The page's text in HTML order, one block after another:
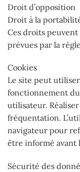
Droit d’opposition
Droit à la
Ces droits
prévues par la
Cookies
Le site peut
fonctionnement
utilisateur.
fréquentation.
navigateur pour
être informé avant
Sécurité des